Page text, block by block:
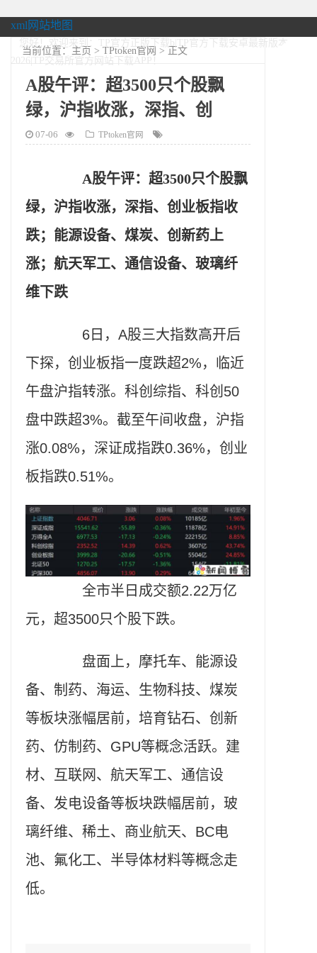
xml网站地图
您好！欢迎来到：TP官方正版下载b|TP官方下载安卓最新版本
2026|TP交易所官方网站下载APP！
当前位置： 主页 > TPtoken官网 > 正文
A股午评：超3500只个股飘
绿，沪指收涨，深指、创
07-06 TPtoken官网
A股午评：超3500只个股飘
绿，沪指收涨，深指、创业板指收
跌；能源设备、煤炭、创新药上
涨；航天军工、通信设备、玻璃纤
维下跌
6日，A股三大指数高开后
下探，创业板指一度跌超2%，临近
午盘沪指转涨。科创综指、科创50
盘中跌超3%。截至午间收盘，沪指
涨0.08%，深证成指跌0.36%，创业
板指跌0.51%。
全市半日成交额2.22万亿
元，超3500只个股下跌。
盘面上，摩托车、能源设
备、制药、海运、生物科技、煤炭
等板块涨幅居前，培育钻石、创新
药、仿制药、GPU等概念活跃。建
材、互联网、航天军工、通信设
备、发电设备等板块跌幅居前，玻
璃纤维、稀土、商业航天、BC电
池、氟化工、半导体材料等概念走
低。